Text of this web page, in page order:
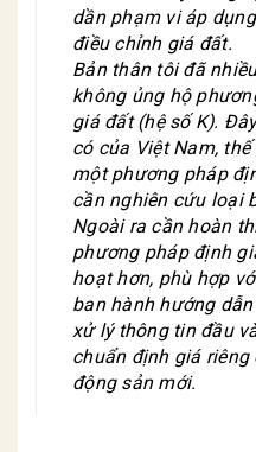
dần phạm vi áp
điều chỉnh giá đất.
Bản thân tôi đã
không ủng hộ
giá đất (hệ số K).
có của Việt Nam,
một phương pháp
cần nghiên cứu loại
Ngoài ra cần hoàn
phương pháp định
hoạt hơn, phù hợp
ban hành hướng
xử lý thông tin đầu
chuẩn định giá
động sản mới.